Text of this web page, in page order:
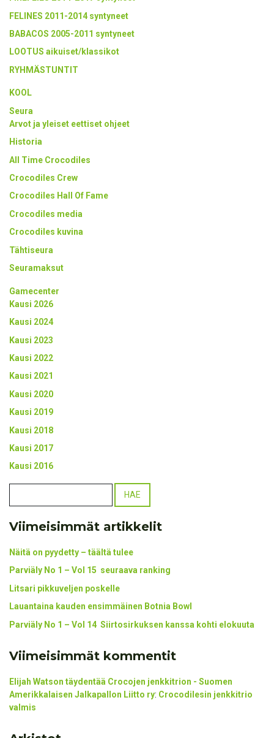
FELINES 2011-2014 syntyneet
BABACOS 2005-2011 syntyneet
LOOTUS aikuiset/klassikot
RYHMÄSTUNTIT
KOOL
Seura
Arvot ja yleiset eettiset ohjeet
Historia
All Time Crocodiles
Crocodiles Crew
Crocodiles Hall Of Fame
Crocodiles media
Crocodiles kuvina
Tähtiseura
Seuramaksut
Gamecenter
Kausi 2026
Kausi 2024
Kausi 2023
Kausi 2022
Kausi 2021
Kausi 2020
Kausi 2019
Kausi 2018
Kausi 2017
Kausi 2016
Viimeisimmät artikkelit
Näitä on pyydetty – täältä tulee
Parviäly No 1 – Vol 15 seuraava ranking
Litsari pikkuveljen poskelle
Lauantaina kauden ensimmäinen Botnia Bowl
Parviäly No 1 – Vol 14 Siirtosirkuksen kanssa kohti elokuuta
Viimeisimmät kommentit
Elijah Watson täydentää Crocojen jenkkitrion - Suomen
Amerikkalaisen Jalkapallon Liitto ry: Crocodilesin jenkkitrio
valmis